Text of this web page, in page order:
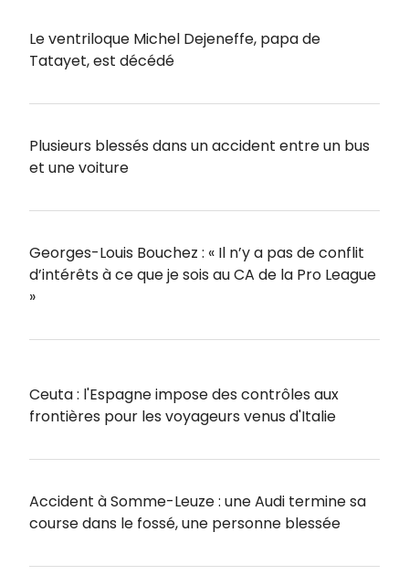
Le ventriloque Michel Dejeneffe, papa de
Tatayet, est décédé
Plusieurs blessés dans un accident entre un bus
et une voiture
Georges-Louis Bouchez : « Il n’y a pas de conflit
d’intérêts à ce que je sois au CA de la Pro League
»
Ceuta : l'Espagne impose des contrôles aux
frontières pour les voyageurs venus d'Italie
Accident à Somme-Leuze : une Audi termine sa
course dans le fossé, une personne blessée